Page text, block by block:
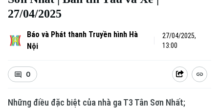
27/04/2025
Báo và Phát thanh Truyền hình Hà
Nội
27/04/2025,
13:00
0
Những điều đặc biệt của nhà ga T3 Tân Sơn Nhất;